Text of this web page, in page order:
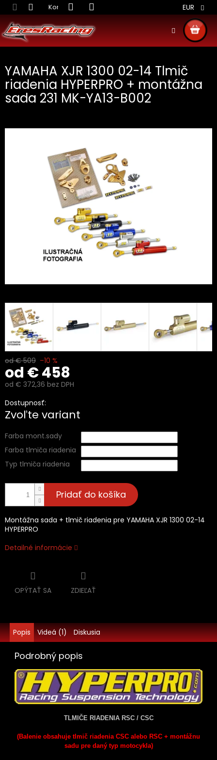
Prejsť
na
obsah
Kontakt Obchodné podmienky Doprava
EUR
KOŠÍK
YAMAHA XJR 1300 02-14 Tlmič
riadenia HYPERPRO + montážna
sada 231 MK-YA13-B002
od € 509 –10 %
od € 458
od € 372,36 bez DPH
Jednotková
cena:
Dostupnosť:
Zvoľte variant
Farba mont.sady
Farba tlmiča riadenia
Typ tlmiča riadenia
Pridať do košíka
Montážna sada + tlmič riadenia pre YAMAHA XJR 1300 02-14
HYPERPRO
Detailné informácie
OPÝTAŤ SA ZDIEĽAŤ
Popis Videá (1) Diskusia
Podrobný popis
TLMIČE RIADENIA RSC / CSC
(Balenie obsahuje tlmič riadenia CSC alebo RSC + montážnu
sadu pre daný typ motocykla)